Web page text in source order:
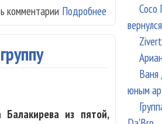
Подробнее о Группа
комментарии
из пятой,
Сосо
Ваня
юным